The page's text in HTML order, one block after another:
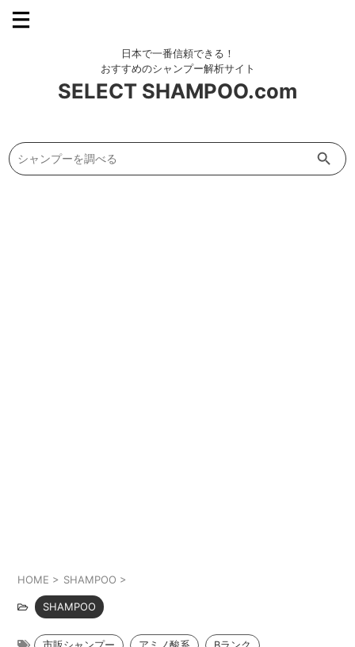
SELECT SHAMPOO.com
Search
for:
Search Button
HOME > SHAMPOO >
SHAMPOO